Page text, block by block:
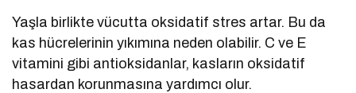
Yaşla birlikte vücutta oksidatif stres artar. Bu da
kas hücrelerinin yıkımına neden olabilir. C ve E
vitamini gibi antioksidanlar, kasların oksidatif
hasardan korunmasına yardımcı olur.